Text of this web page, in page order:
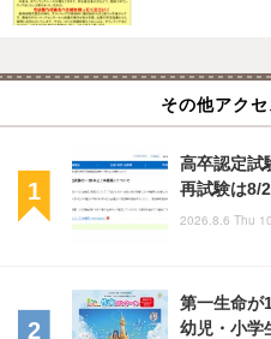
その他アク
高卒認定試
再試験は8/
2026.8.6 Thu
第一生命が
幼児・小学